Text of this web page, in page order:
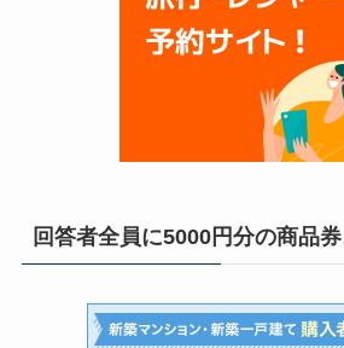
回答者全員に5000円分の商品券